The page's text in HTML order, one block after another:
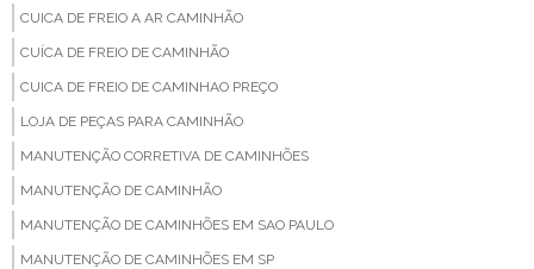
CUICA DE FREIO A AR CAMINHÃO
CUÍCA DE FREIO DE CAMINHÃO
CUICA DE FREIO DE CAMINHAO PREÇO
LOJA DE PEÇAS PARA CAMINHÃO
MANUTENÇÃO CORRETIVA DE CAMINHÕES
MANUTENÇÃO DE CAMINHÃO
MANUTENÇÃO DE CAMINHÕES EM SAO PAULO
MANUTENÇÃO DE CAMINHÕES EM SP